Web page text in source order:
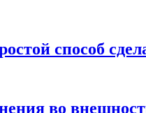
способ
во